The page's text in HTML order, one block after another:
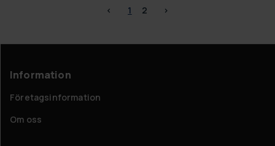
< 1 2 >
Information
Företagsinformation
Om oss